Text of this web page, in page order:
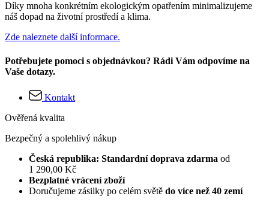
Díky mnoha konkrétním ekologickým opatřením minimalizujeme
náš dopad na životní prostředí a klima.
Zde naleznete další informace.
Potřebujete pomoci s objednávkou? Rádi Vám odpovíme na
Vaše dotazy.
Kontakt
Ověřená kvalita
Bezpečný a spolehlivý nákup
Česká republika: Standardní doprava zdarma od
1 290,00 Kč
Bezplatné vrácení zboží
Doručujeme zásilky po celém světě do více než 40 zemí